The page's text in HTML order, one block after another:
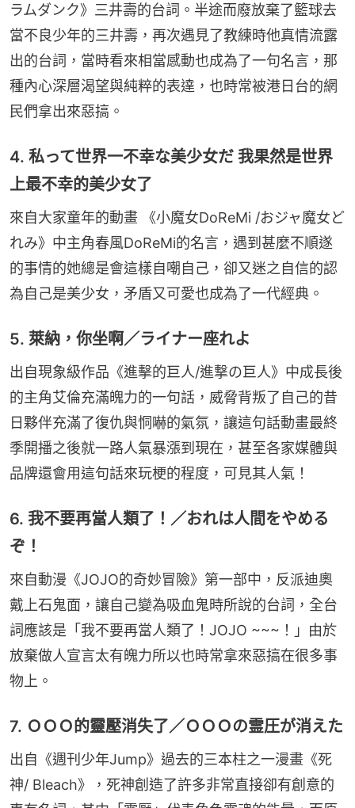
ラムダンク》三井壽的台詞。半途而廢放棄了籃球去
當不良少年的三井壽，再次遇見了教練時他真情流露
出的台詞，當時看來相當感動也成為了一句名言，那
種內心深層渴望與純粹的表達，也時常被港日台的網
民們拿出來惡搞。
4. 私って世界一不幸な美少女だ 我果然是世界
上最不幸的美少女了
來自大家童年的動畫 《小魔女DoReMi /おジャ魔女ど
れみ》中主角春風DoReMi的名言，遇到甚麼不順遂
的事情的她總是會這樣自嘲自己，卻又迷之自信的認
為自己是美少女，矛盾又可愛也成為了一代經典。
5. 萊納，你坐啊／ライナー座れよ
出自現象級作品《進擊的巨人/進撃の巨人》中成長後
的主角艾倫充滿魄力的一句話，威脅背叛了自己的昔
日夥伴充滿了復仇與恫嚇的氣氛，讓這句話動畫最終
季開播之後就一路人氣暴漲到現在，甚至各家媒體與
品牌還會用這句話來玩梗的程度，可見其人氣！
6. 我不要再當人類了！／おれは人間をやめる
ぞ！
來自動漫《JOJO的奇妙冒險》第一部中，反派迪奧
戴上石鬼面，讓自己變為吸血鬼時所說的台詞，全台
詞應該是「我不要再當人類了！JOJO ~~~！」由於
放棄做人宣言太有魄力所以也時常拿來惡搞在很多事
物上。
7. ＯＯＯ的靈壓消失了／ＯＯＯの霊圧が消えた
出自《週刊少年Jump》過去的三本柱之一漫畫《死
神/ Bleach》，死神創造了許多非常直接卻有創意的